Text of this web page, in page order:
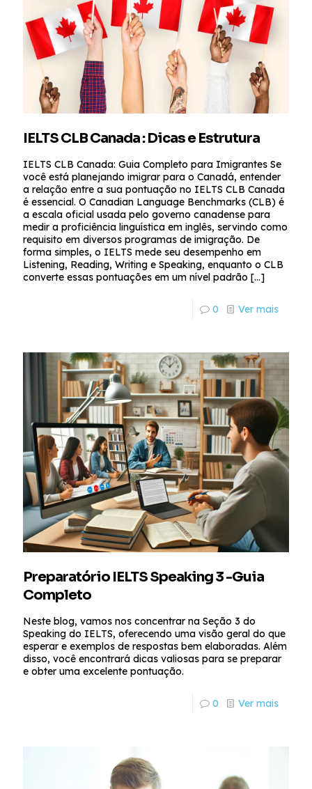
IELTS CLB Canada : Dicas e Estrutura
IELTS CLB Canada: Guia Completo para Imigrantes Se
você está planejando imigrar para o Canadá, entender
a relação entre a sua pontuação no IELTS CLB Canada
é essencial. O Canadian Language Benchmarks (CLB) é
a escala oficial usada pelo governo canadense para
medir a proficiência linguística em inglês, servindo como
requisito em diversos programas de imigração. De
forma simples, o IELTS mede seu desempenho em
Listening, Reading, Writing e Speaking, enquanto o CLB
converte essas pontuações em um nível padrão […]
0 Ver mais
Preparatório IELTS Speaking 3 -Guia
Completo
Neste blog, vamos nos concentrar na Seção 3 do
Speaking do IELTS, oferecendo uma visão geral do que
esperar e exemplos de respostas bem elaboradas. Além
disso, você encontrará dicas valiosas para se preparar
e obter uma excelente pontuação.
0 Ver mais